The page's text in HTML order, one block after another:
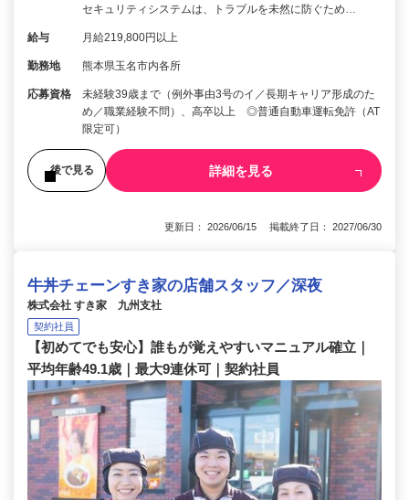
セキュリティシステムは、トラブルを未然に防ぐため…
給与 月給219,800円以上
勤務地 熊本県玉名市内各所
応募資格
未経験39歳まで（例外事由3号のイ／長期キャリア形成のた
め／職業経験不問）、高卒以上 ◎普通自動車運転免許（AT
限定可）
後で見る 詳細を見る
更新日： 2026/06/15 掲載終了日： 2027/06/30
牛丼チェーンすき家の店舗スタッフ／深夜
株式会社 すき家 九州支社
契約社員
【初めてでも安心】誰もが覚えやすいマニュアル確立｜
平均年齢49.1歳｜最大9連休可｜契約社員